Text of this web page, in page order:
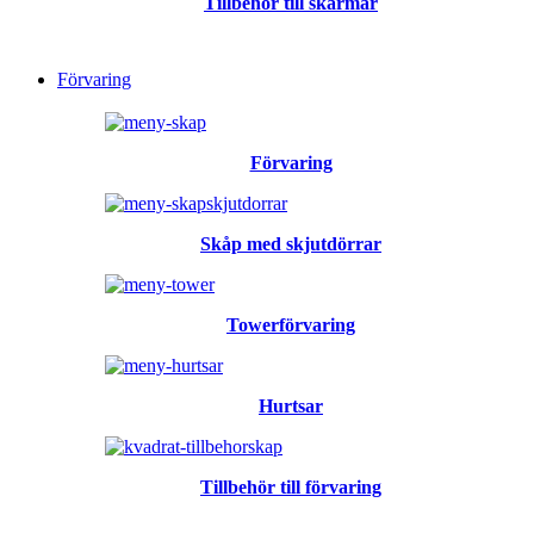
Förvaring
Förvaring
Skåp med skjutdörrar
Towerförvaring
Hurtsar
Tillbehör till förvaring